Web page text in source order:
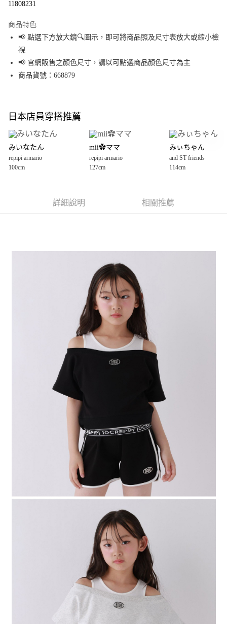
Apple Pay
街口支付
悠遊付
全盈+PAY
大哥付你分期
【大哥付你分期使用說明】
1.本服務由台灣大哥大提供，台灣大哥大用戶可立即使用無須另外申請。
2.付款方式選擇「大哥付你分期」，訂單成立後會自動跳轉到大哥付的交易
3.實際核准額度、可分期數及費用金額請依後續交易確認頁面所載為準。
4.訂單成立30分鐘內，如未前往確認交易或遇審核未通過，訂單將自動取
醒簡訊。
2.透過簡訊連結打開帳單後，可選擇「超商條碼／台灣大直營門市／銀行轉
帳／街口支付／iPASS MONEY」等通路繳費。
1.本服務係由「台灣大哥大股份有限公司」（以下簡稱本公司）所提供，讓
用戶於交易時，得透過本服務購買商品或服務，並由商店將買賣／分期付款
買賣價金債權讓與本公司後，依約使用本公司帳單繳交帳款。
2.基於同意付款使用「大哥付你分期」之契約關係目的，商店將以您的個人
資料（包含姓名、電話或地址）提供予台灣大哥大進項蒐集、處理及利用，
由本公司與您本人進行分期帳單所需資料之確認、核對及更正。
3.完整用戶服務條款，請詳閱以下連結：https://oppay.tw/userRule
AFTEE先享後付
結帳頁面，進行簡訊認證並確認金額後，即可完成結帳。
２．訂單成立數日內，您將收到繳費通知簡訊。
３．收到繳費通知簡訊後14天內，點擊此簡訊中的連結，可透過四大超商／
ATM／網路銀行／等多元方式進行付款，方視為交易完成。
※ 請注意：結帳手續完成當下不需立刻繳費，但若您需要取消訂單，請聯絡
購買商品的店家。未經商家同意取消之訂單仍視為有效，需透過AFTEE先享
※ 交易是否成功請以「AFTEE先享後付 」之結帳頁面顯示為準，若有關於
是否繳費成功／繳費後需取消欲退款等相關疑問，請聯繫「AFTEE先享後付
https://netprotections.freshdesk.com/support/home
１．透過由恩沛科技股份有限公司提供之「AFTEE先享後付」服務完成之交
易，需依本服務之必要範圍內提供個人資料，並將交易相關給付款項請求債
權轉讓予恩沛科技股份有限公司。
２．關於個人資料處理事宜，請瀏覽以下網址：
https://aftee.tw/terms/#terms3
３．未成年的使用者請事先徵得法定代理人或監護人之同意方可使用
「AFTEE先享後付」，若未經同意申辦者引起之損失，本公司不負相關責
４．使用「AFTEE先享後付」時，將依據個別帳號之用戶狀況，依本公司即
時審查核予不同之上限額度；若仍有額度不足之情形，本公司將視審查結果
５．嚴禁一人註冊多個帳號或使用他人資訊註冊。若發現惡意使用之情形，
恩沛科技股份有限公司將有權停止該用戶之使用額度並採取法律行動。
每筆NT$80，滿NT$1,500(含以上)免運費
每筆NT$80，滿NT$1,500(含以上)免運費
每筆NT$80，滿NT$1,500(含以上)免運費
11808231
商品特色
📢 點選下方放大鏡🔍圖示，即可將商品照及尺寸表放大或縮小檢
視
📢 官網販售之顏色尺寸，請以可點選商品顏色尺寸為主
商品貨號：668879
日本店員穿搭推薦
みいなたん
repipi armario
100cm
mii✿ママ
repipi armario
127cm
みぃちゃん
and ST friends
114cm
詳細說明 相關推薦